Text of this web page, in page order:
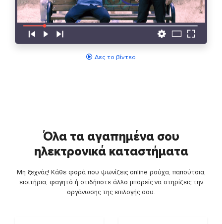
Δες το βίντεο
Όλα τα αγαπημένα σου
ηλεκτρονικά καταστήματα
Μη ξεχνάς! Κάθε φορά που ψωνίζεις online ρούχα, παπούτσια,
εισιτήρια, φαγητό ή οτιδήποτε άλλο μπορείς να στηρίζεις την
οργάνωσης της επιλογής σου.